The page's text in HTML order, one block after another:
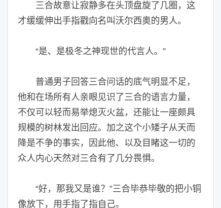
三合故意让寂静多在头顶盘旋了几圈，这
才缓缓伸出手指戳向名叫沃尔西奥的男人。
“是、是极冬之神现世的代言人。”
普通男子回答三合问话的底气明显不足，
他和在场所有人亲眼见识了三合的语言力量，
不仅可以轻而易举熄灭火盆，还能让一座颇具
规模的树林发出回应。加之这个小矮子从天而
降是不争的事实，因此他、以及目睹这一切的
众人内心天然对三合有了几分畏惧。
“好，那我又是谁？”三合毕恭毕敬的把小铜
像放下，用手指了指自己。